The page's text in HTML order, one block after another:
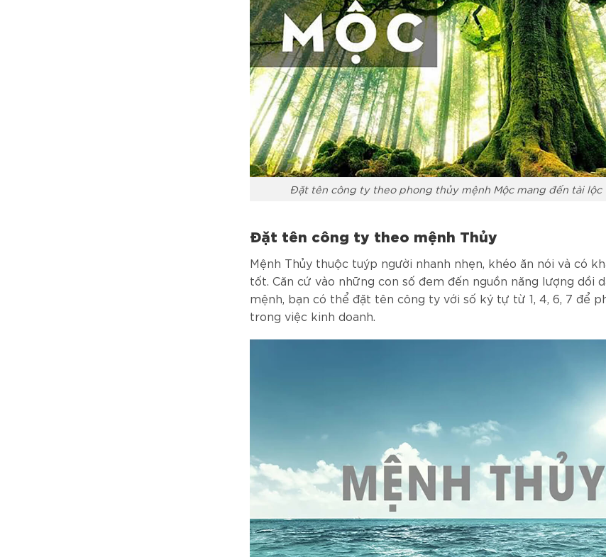
Đặt tên công ty theo phong thủy mệnh Mộc mang đến tài lộc
Đặt tên công ty theo mệnh Thủy
Mệnh Thủy thuộc tuýp người nhanh nhẹn, khéo ăn nói và có
tốt. Căn cứ vào những con số đem đến nguồn năng lượng dồi
mệnh, bạn có thể đặt tên công ty với số ký tự từ 1, 4, 6, 7 để
trong việc kinh doanh.